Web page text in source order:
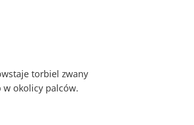
torbiel zwany
okolicy palców.